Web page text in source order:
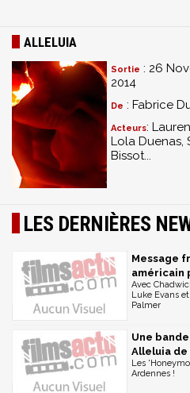
ALLELUIA
Sortie : 26
2014
De : Fabrice
Acteurs:
Lola Duenas,
Bissot...
LES DERNIÈRES
Message
américain
Avec
Luke Evans et
Palmer
Une
Alleluia de
Les
Ardennes !